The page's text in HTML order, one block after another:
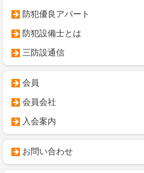
防犯優良アパート
防犯設備士とは
三防設通信
会員
会員会社
入会案内
お問い合わせ